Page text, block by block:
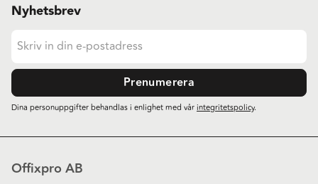
Nyhetsbrev
Prenumerera
Dina personuppgifter behandlas i enlighet med vårintegritetspolicy.
Offixpro AB